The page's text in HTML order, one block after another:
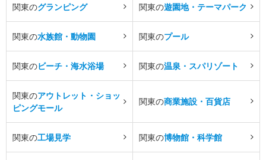
関東のグランピング 関東の遊園地・テーマパーク
関東の水族館・動物園 関東のプール
関東のビーチ・海水浴場 関東の温泉・スパリゾート
関東のアウトレット・ショッ
ピングモール
関東の商業施設・百貨店
関東の工場見学 関東の博物館・科学館